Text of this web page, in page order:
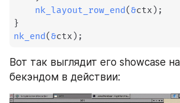
nk_layout_row_end(&ctx ) ;
}
nk_end(&ctx ) ;
Вот так выглядит его showcase
бекэндом в действии: